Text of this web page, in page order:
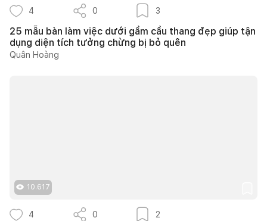
4 0 3
25 mẫu bàn làm việc dưới gầm cầu thang đẹp giúp tận
dụng diện tích tưởng chừng bị bỏ quên
Quân Hoàng
10.617
4 0 2